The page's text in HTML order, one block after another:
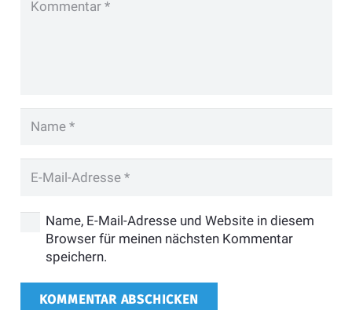
Name, E-Mail-Adresse und Website in diesem
Browser für meinen nächsten Kommentar
speichern.
KOMMENTAR ABSCHICKEN